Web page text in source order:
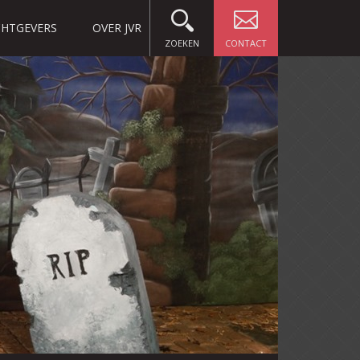
OVER JVR
CONTACT
ZOEKEN